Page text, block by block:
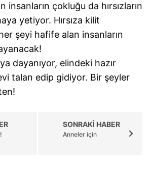
insanların çokluğu da hırsızların
yetiyor. Hırsıza kilit
şeyi hafife alan insanların
dayanıyor, elindeki hazır
talan edip gidiyor. Bir şeyler
SONRAKİ HABER
Anneler için